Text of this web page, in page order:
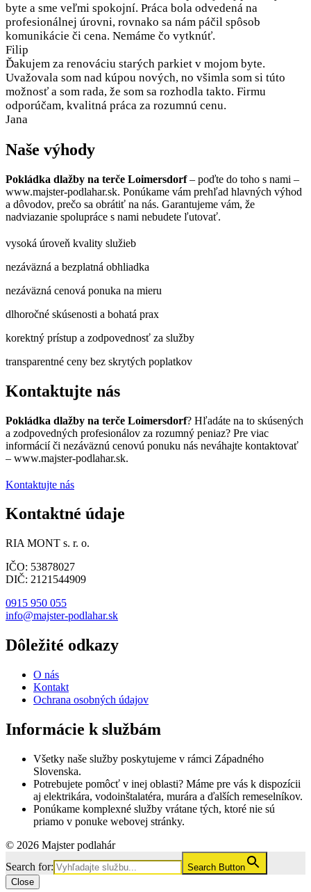
byte a sme veľmi spokojní. Práca bola odvedená na
profesionálnej úrovni, rovnako sa nám páčil spôsob
komunikácie či cena. Nemáme čo vytknúť.
Filip
Ďakujem za renováciu starých parkiet v mojom byte.
Uvažovala som nad kúpou nových, no všimla som si túto
možnosť a som rada, že som sa rozhodla takto. Firmu
odporúčam, kvalitná práca za rozumnú cenu.
Jana
Naše výhody
Pokládka dlažby na terče Loimersdorf– poďte do toho s nami –
www.majster-podlahar.sk. Ponúkame vám prehľad hlavných výhod
a dôvodov, prečo sa obrátiť na nás. Garantujeme vám, že
nadviazanie spolupráce s nami nebudete ľutovať.
vysoká úroveň kvality služieb
nezáväzná a bezplatná obhliadka
nezáväzná cenová ponuka na mieru
dlhoročné skúsenosti a bohatá prax
korektný prístup a zodpovednosť za služby
transparentné ceny bez skrytých poplatkov
Kontaktujte nás
Pokládka dlažby na terče Loimersdorf? Hľadáte na to skúsených
a zodpovedných profesionálov za rozumný peniaz? Pre viac
informácií či nezáväznú cenovú ponuku nás neváhajte kontaktovať
– www.majster-podlahar.sk.
Kontaktujte nás
Kontaktné údaje
RIA MONT s. r. o.
IČO: 53878027
DIČ: 2121544909
0915 950 055
info@majster-podlahar.sk
Dôležité odkazy
O nás
Kontakt
Ochrana osobných údajov
Informácie k službám
Všetky naše služby poskytujeme v rámci Západného
Slovenska.
Potrebujete pomôcť v inej oblasti? Máme pre vás k dispozícii
aj elektrikára, vodoinštalatéra, murára a ďalších remeselníkov.
Ponúkame komplexné služby vrátane tých, ktoré nie sú
priamo v ponuke webovej stránky.
© 2026 Majster podlahár
Search for:
Search Button
Close